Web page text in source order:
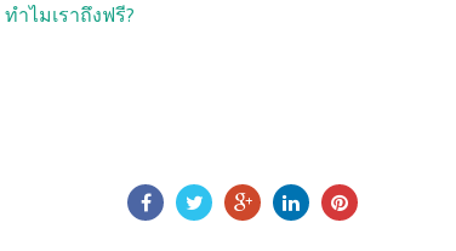
ทำไมเราถึงฟรี?